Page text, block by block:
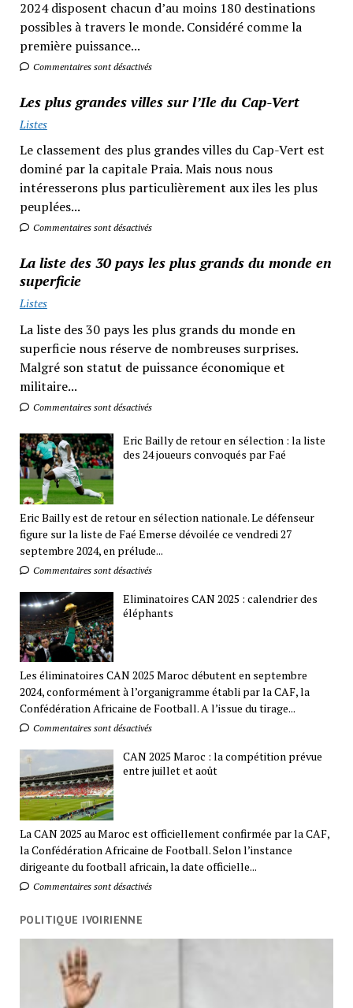
2024 disposent chacun d’au moins 180 destinations
possibles à travers le monde. Considéré comme la
première puissance...
Commentaires sont désactivés
Les plus grandes villes sur l’Ile du Cap-Vert
Listes
Le classement des plus grandes villes du Cap-Vert est
dominé par la capitale Praia. Mais nous nous
intéresserons plus particulièrement aux iles les plus
peuplées...
Commentaires sont désactivés
La liste des 30 pays les plus grands du monde en
superficie
Listes
La liste des 30 pays les plus grands du monde en
superficie nous réserve de nombreuses surprises.
Malgré son statut de puissance économique et
militaire...
Commentaires sont désactivés
Eric Bailly de retour en sélection : la liste
des 24 joueurs convoqués par Faé
Eric Bailly est de retour en sélection nationale. Le défenseur
figure sur la liste de Faé Emerse dévoilée ce vendredi 27
septembre 2024, en prélude...
Commentaires sont désactivés
Eliminatoires CAN 2025 : calendrier des
éléphants
Les éliminatoires CAN 2025 Maroc débutent en septembre
2024, conformément à l’organigramme établi par la CAF, la
Confédération Africaine de Football. A l’issue du tirage...
Commentaires sont désactivés
CAN 2025 Maroc : la compétition prévue
entre juillet et août
La CAN 2025 au Maroc est officiellement confirmée par la CAF,
la Confédération Africaine de Football. Selon l’instance
dirigeante du football africain, la date officielle...
Commentaires sont désactivés
POLITIQUE IVOIRIENNE